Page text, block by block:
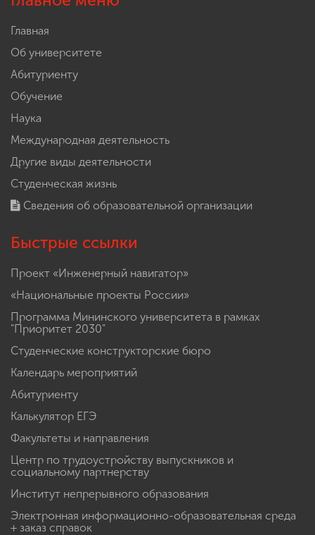
Главная
Об университете
Абитуриенту
Обучение
Наука
Международная деятельность
Другие виды деятельности
Студенческая жизнь
Сведения об образовательной организации
Быстрые ссылки
Проект «Инженерный навигатор»
«Национальные проекты России»
Программа Мининского университета в рамках
"Приоритет 2030"
Студенческие конструкторские бюро
Календарь мероприятий
Абитуриенту
Калькулятор ЕГЭ
Факультеты и направления
Центр по трудоустройству выпускников и
социальному партнерству
Институт непрерывного образования
Электронная информационно-образовательная среда
+ заказ справок